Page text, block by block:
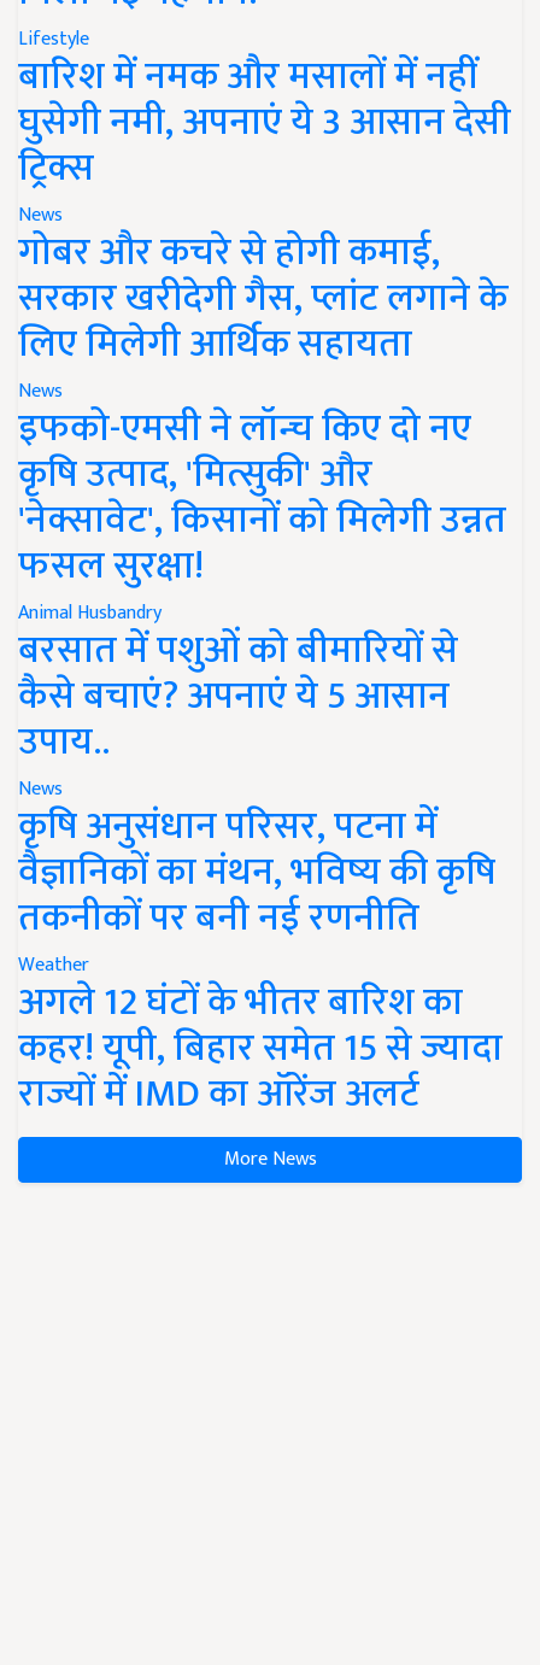
Lifestyle
बारिश में नमक और मसालों में नहीं
घुसेगी नमी, अपनाएं ये 3 आसान देसी
ट्रिक्स
News
गोबर और कचरे से होगी कमाई,
सरकार खरीदेगी गैस, प्लांट लगाने के
लिए मिलेगी आर्थिक सहायता
News
इफको-एमसी ने लॉन्च किए दो नए
कृषि उत्पाद, 'मित्सुकी' और
'नेक्सावेट', किसानों को मिलेगी उन्नत
फसल सुरक्षा!
Animal Husbandry
बरसात में पशुओं को बीमारियों से
कैसे बचाएं? अपनाएं ये 5 आसान
उपाय..
News
कृषि अनुसंधान परिसर, पटना में
वैज्ञानिकों का मंथन, भविष्य की कृषि
तकनीकों पर बनी नई रणनीति
Weather
अगले 12 घंटों के भीतर बारिश का
कहर! यूपी, बिहार समेत 15 से ज्यादा
राज्यों में IMD का ऑरेंज अलर्ट
More News